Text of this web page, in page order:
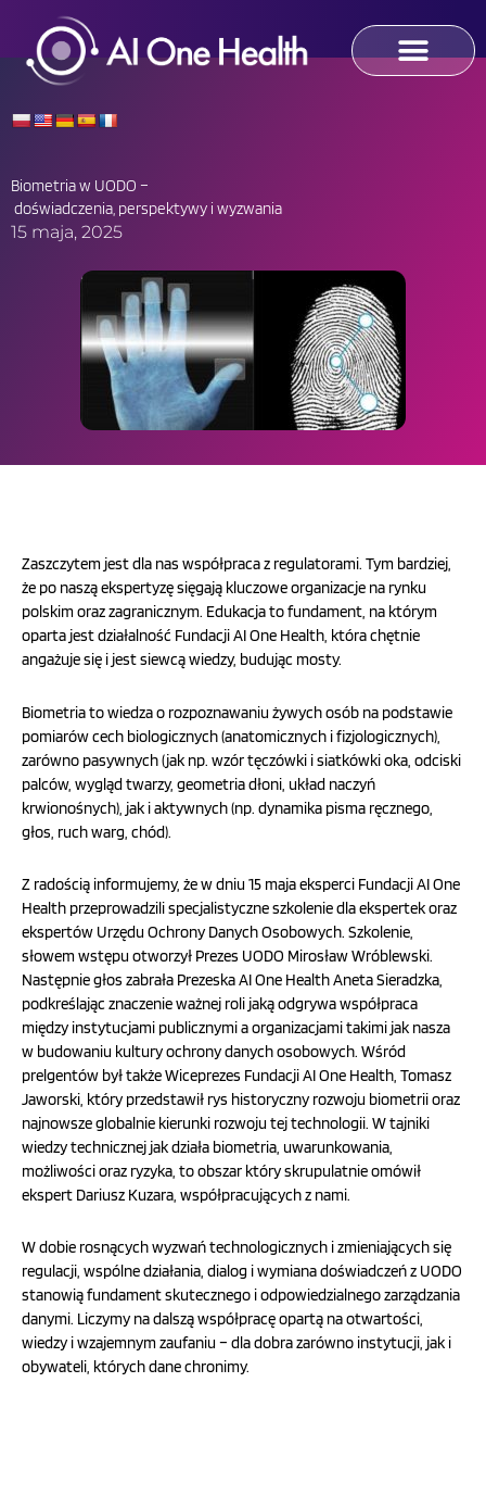
content
Biometria w UODO –
doświadczenia, perspektywy i wyzwania
15 maja, 2025
Zaszczytem jest dla nas współpraca z regulatorami. Tym bardziej,
że po naszą ekspertyzę sięgają kluczowe organizacje na rynku
polskim oraz zagranicznym. Edukacja to fundament, na którym
oparta jest działalność Fundacji AI One Health, która chętnie
angażuje się i jest siewcą wiedzy, budując mosty.
Biometria to wiedza o rozpoznawaniu żywych osób na podstawie
pomiarów cech biologicznych (anatomicznych i fizjologicznych),
zarówno pasywnych (jak np. wzór tęczówki i siatkówki oka, odciski
palców, wygląd twarzy, geometria dłoni, układ naczyń
krwionośnych), jak i aktywnych (np. dynamika pisma ręcznego,
głos, ruch warg, chód).
Z radością informujemy, że w dniu 15 maja eksperci Fundacji AI One
Health przeprowadzili specjalistyczne szkolenie dla ekspertek oraz
ekspertów Urzędu Ochrony Danych Osobowych. Szkolenie,
słowem wstępu otworzył Prezes UODO Mirosław Wróblewski.
Następnie głos zabrała Prezeska AI One Health Aneta Sieradzka,
podkreślając znaczenie ważnej roli jaką odgrywa współpraca
między instytucjami publicznymi a organizacjami takimi jak nasza
w budowaniu kultury ochrony danych osobowych. Wśród
prelgentów był także Wiceprezes Fundacji AI One Health, Tomasz
Jaworski, który przedstawił rys historyczny rozwoju biometrii oraz
najnowsze globalnie kierunki rozwoju tej technologii. W tajniki
wiedzy technicznej jak działa biometria, uwarunkowania,
możliwości oraz ryzyka, to obszar który skrupulatnie omówił
ekspert Dariusz Kuzara, współpracujących z nami.
W dobie rosnących wyzwań technologicznych i zmieniających się
regulacji, wspólne działania, dialog i wymiana doświadczeń z UODO
stanowią fundament skutecznego i odpowiedzialnego zarządzania
danymi. Liczymy na dalszą współpracę opartą na otwartości,
wiedzy i wzajemnym zaufaniu – dla dobra zarówno instytucji, jak i
obywateli, których dane chronimy.